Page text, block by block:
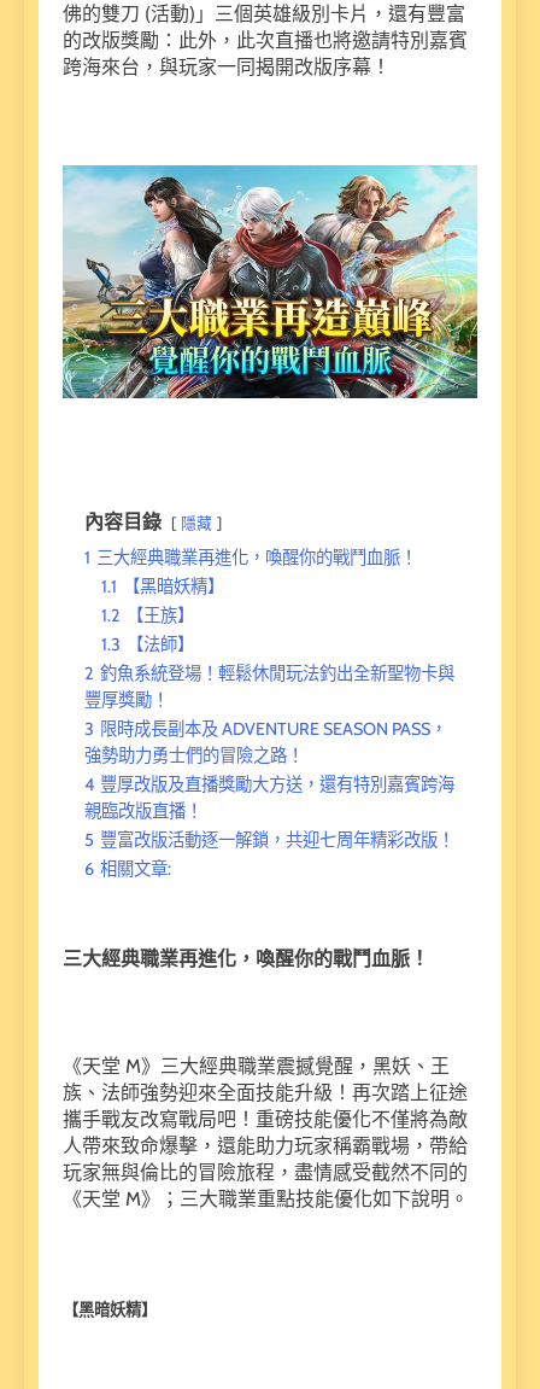
佛的雙刀 (活動)」三個英雄級別卡片，還有豐富
的改版獎勵：此外，此次直播也將邀請特別嘉賓
跨海來台，與玩家一同揭開改版序幕！
內容目錄 隱藏
1 三大經典職業再進化，喚醒你的戰鬥血脈！
1.1
【黑暗妖精】
1.2
【王族】
1.3
【法師】
2 釣魚系統登場！輕鬆休閒玩法釣出全新聖物卡與
豐厚獎勵！
3 限時成長副本及 ADVENTURE SEASON PASS，
強勢助力勇士們的冒險之路！
4 豐厚改版及直播獎勵大方送，還有特別嘉賓跨海
親臨改版直播！
5 豐富改版活動逐一解鎖，共迎七周年精彩改版！
6 相關文章:
三大經典職業再進化，喚醒你的戰鬥血脈！
《天堂 M》三大經典職業震撼覺醒，黑妖、王
族、法師強勢迎來全面技能升級！再次踏上征途
攜手戰友改寫戰局吧！重磅技能優化不僅將為敵
人帶來致命爆擊，還能助力玩家稱霸戰場，帶給
玩家無與倫比的冒險旅程，盡情感受截然不同的
《天堂 M》；三大職業重點技能優化如下說明。
【黑暗妖精】